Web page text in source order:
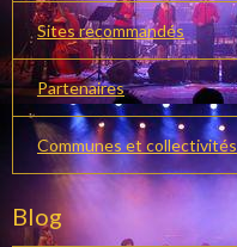
Sites recommandés
Partenaires
Communes et collectivités
Blog